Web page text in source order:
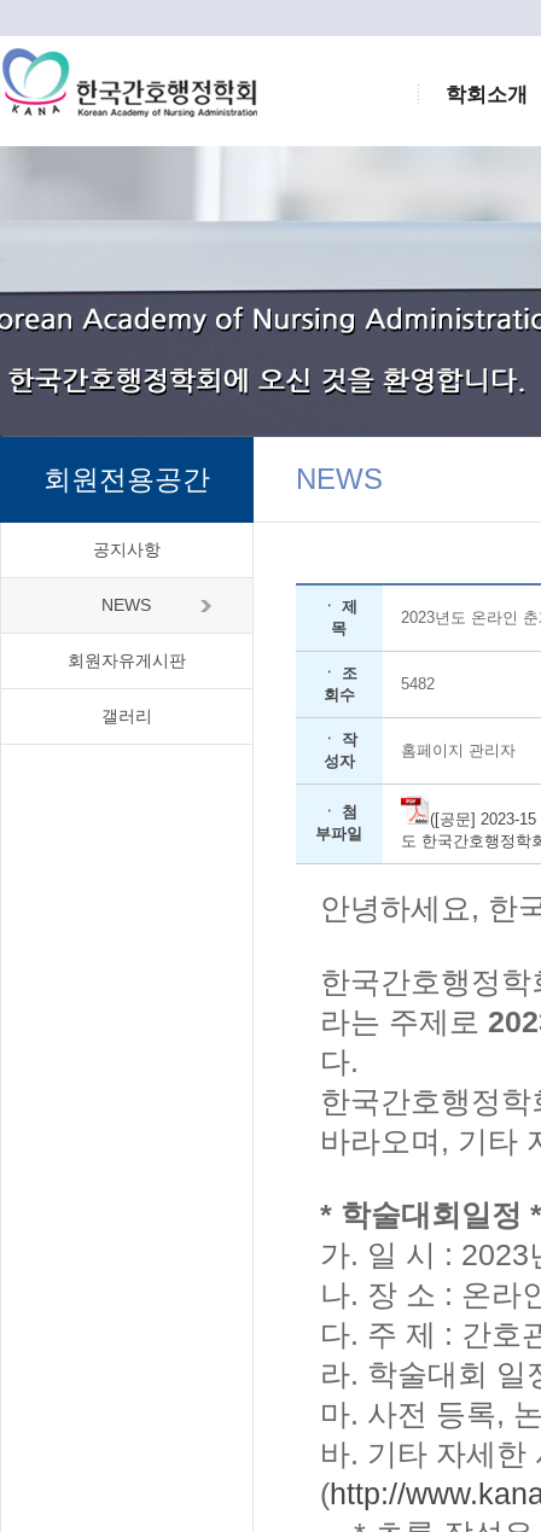
학회소개
회원전용공간
공지사항
NEWS
회원자유게시판
갤러리
NEWS
ㆍ 제
목
2023년도 온라인
ㆍ 조
회수
5482
ㆍ 작
성자
홈페이지 관리자
ㆍ 첨
부파일
([공문] 2023-
도 한국간호행정학
안녕하세요, 한
한국간호행정학
라는 주제로
다.
한국간호행정
바라오며, 기타
* 학술대회일정 *
가. 일 시 : 2023
나. 장 소 : 온라
다. 주 제 : 간호
라. 학술대회 일
마. 사전 등록,
바. 기타 자세한
(http://